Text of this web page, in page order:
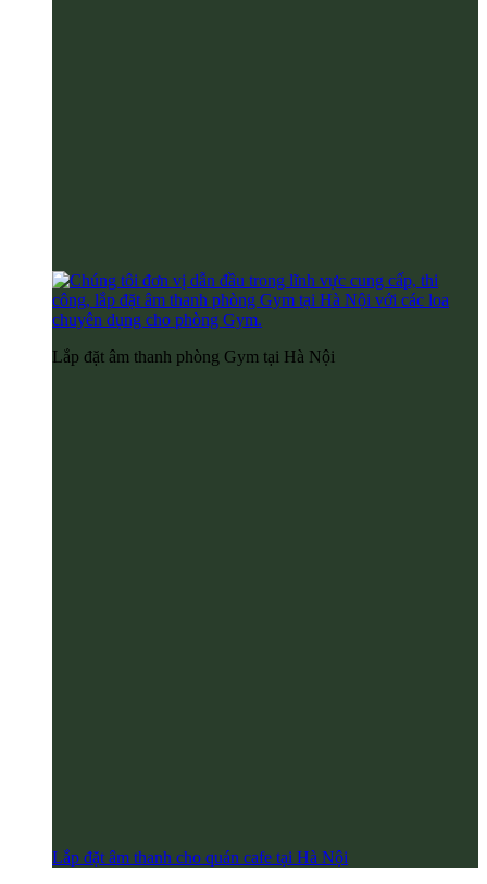
Lắp đặt âm thanh phòng Gym tại Hà Nội
Lắp đặt âm thanh cho quán cafe tại Hà Nội